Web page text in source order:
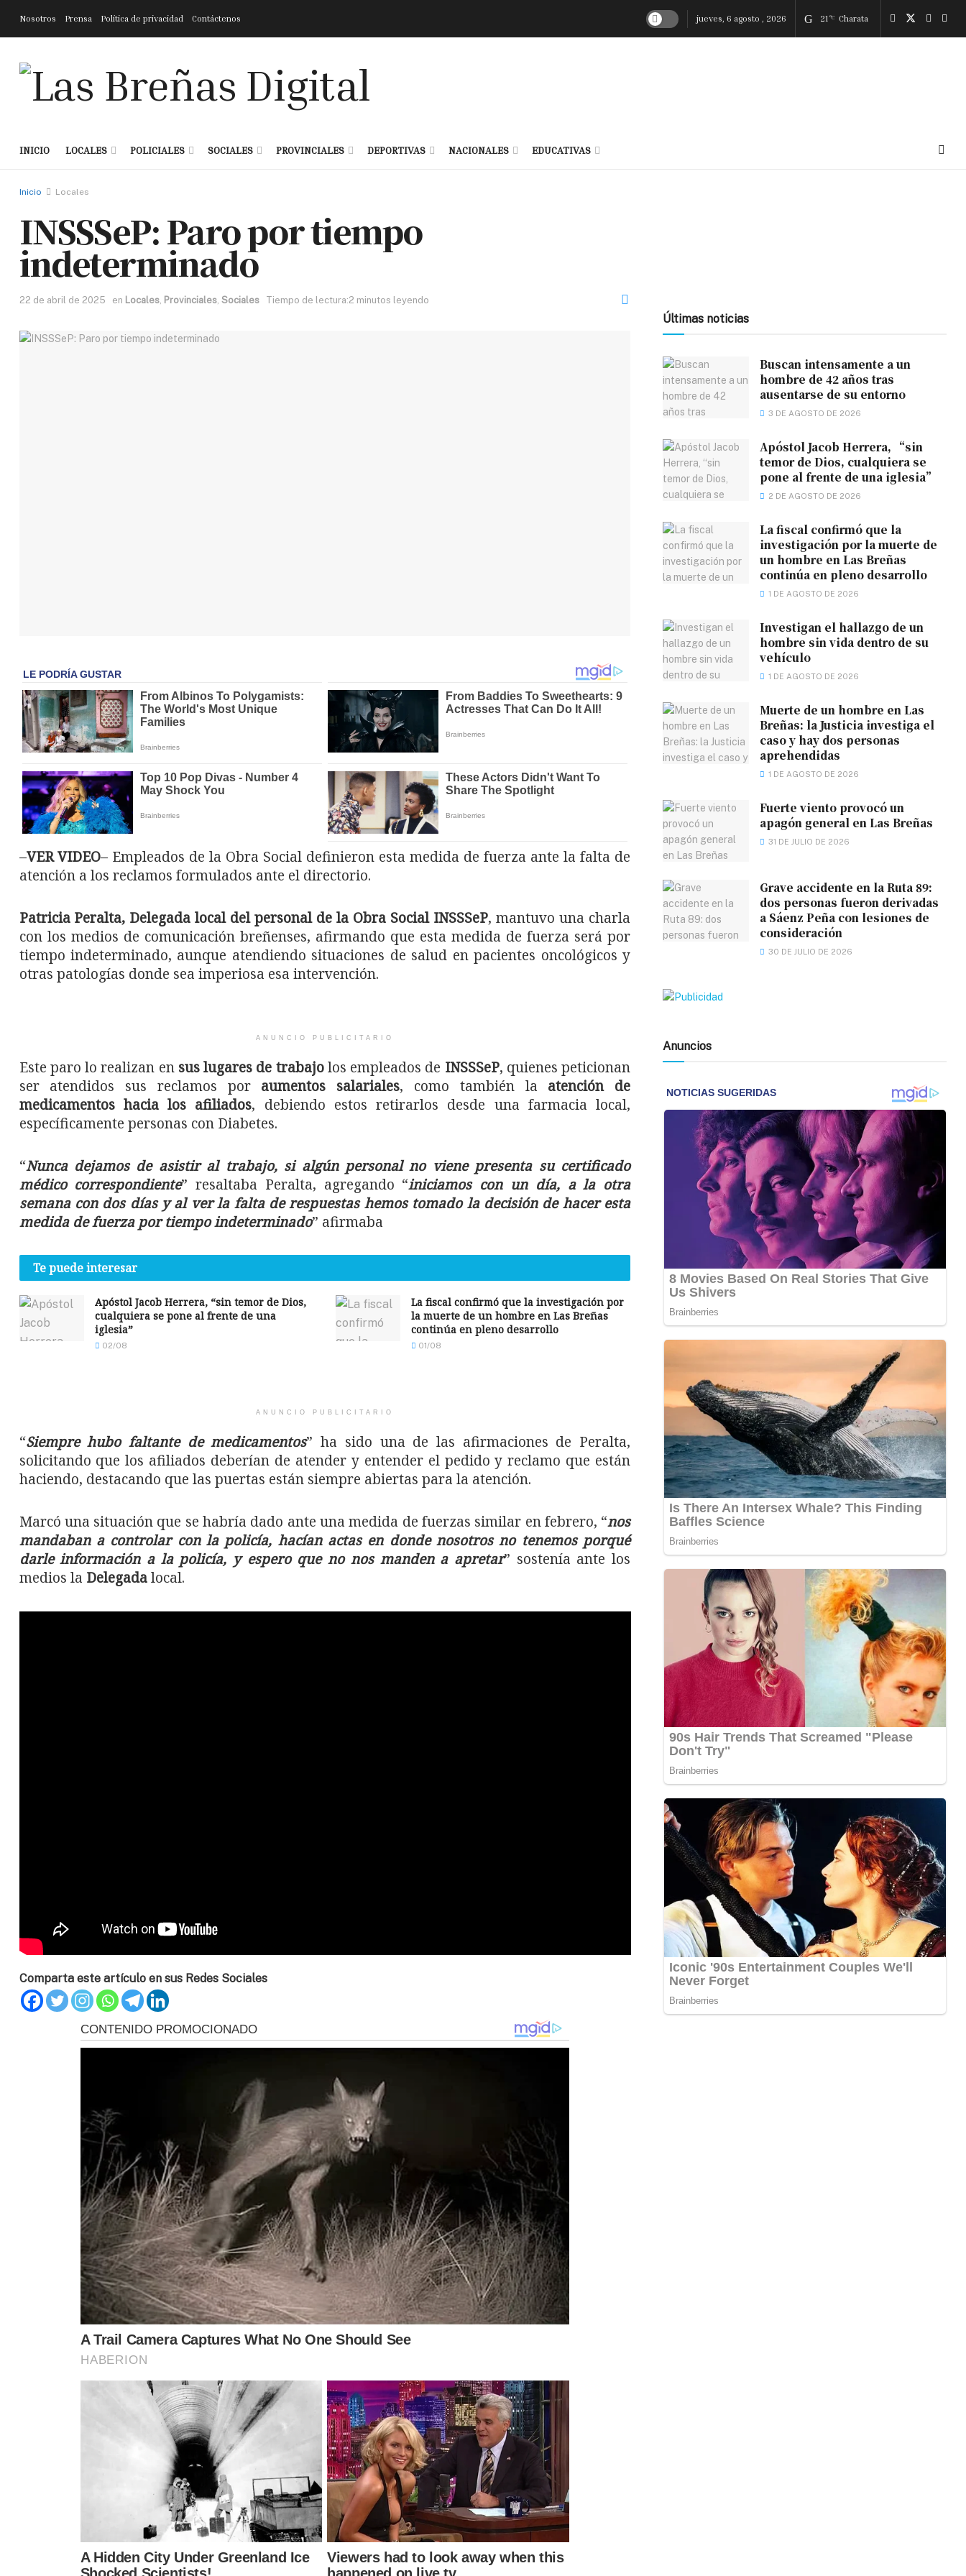
Nosotros Prensa Política de privacidad Contáctenos jueves, 6 agosto , 2026 21 °C Charata
INICIO LOCALES POLICIALES SOCIALES PROVINCIALES DEPORTIVAS NACIONALES EDUCATIVAS
Inicio Locales
INSSSeP: Paro por tiempo
indeterminado
22 de abril de 2025 en Locales, Provinciales, Sociales Tiempo de lectura:2 minutos leyendo
–VER VIDEO– Empleados de la Obra Social definieron esta medida de fuerza ante la falta de
atención a los reclamos formulados ante el directorio.
Patricia Peralta, Delegada local del personal de la Obra Social INSSSeP, mantuvo una charla
con los medios de comunicación breñenses, afirmando que esta medida de fuerza será por
tiempo indeterminado, aunque atendiendo situaciones de salud en pacientes oncológicos y
otras patologías donde sea imperiosa esa intervención.
ANUNCIO PUBLICITARIO
Este paro lo realizan en sus lugares de trabajolos empleados de INSSSeP, quienes peticionan
ser atendidos sus reclamos por aumentos salariales, como también la atención de
medicamentos hacia los afiliados, debiendo estos retirarlos desde una farmacia local,
específicamente personas con Diabetes.
“Nunca dejamos de asistir al trabajo, si algún personal no viene presenta su certificado
médico correspondiente” resaltaba Peralta, agregando “iniciamos con un día, a la otra
semana con dos días y al ver la falta de respuestas hemos tomado la decisión de hacer esta
medida de fuerza por tiempo indeterminado” afirmaba
Te puede interesar
Apóstol Jacob Herrera, “sin temor de Dios,
cualquiera se pone al frente de una
iglesia”
02/08
La fiscal confirmó que la investigación por
la muerte de un hombre en Las Breñas
continúa en pleno desarrollo
01/08
ANUNCIO PUBLICITARIO
“Siempre hubo faltante de medicamentos” ha sido una de las afirmaciones de Peralta,
solicitando que los afiliados deberían de atender y entender el pedido y reclamo que están
haciendo, destacando que las puertas están siempre abiertas para la atención.
Marcó una situación que se habría dado ante una medida de fuerzas similar en febrero, “nos
mandaban a controlar con la policía, hacían actas en donde nosotros no tenemos porqué
darle información a la policía, y espero que no nos manden a apretar” sostenía ante los
medios la Delegadalocal.
Comparta este artículo en sus Redes Sociales
Últimas noticias
Buscan intensamente a un
hombre de 42 años tras
ausentarse de su entorno
3 DE AGOSTO DE 2026
Apóstol Jacob Herrera, “sin
temor de Dios, cualquiera se
pone al frente de una iglesia”
2 DE AGOSTO DE 2026
La fiscal confirmó que la
investigación por la muerte de
un hombre en Las Breñas
continúa en pleno desarrollo
1 DE AGOSTO DE 2026
Investigan el hallazgo de un
hombre sin vida dentro de su
vehículo
1 DE AGOSTO DE 2026
Muerte de un hombre en Las
Breñas: la Justicia investiga el
caso y hay dos personas
aprehendidas
1 DE AGOSTO DE 2026
Fuerte viento provocó un
apagón general en Las Breñas
31 DE JULIO DE 2026
Grave accidente en la Ruta 89:
dos personas fueron derivadas
a Sáenz Peña con lesiones de
consideración
30 DE JULIO DE 2026
Anuncios